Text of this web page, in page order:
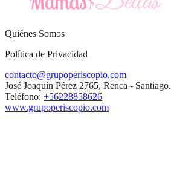
Quiénes Somos
Política de Privacidad
contacto@grupoperiscopio.com
José Joaquín Pérez 2765, Renca - Santiago.
Teléfono: +56228858626
www.grupoperiscopio.com